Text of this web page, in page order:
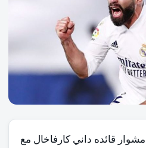
مشوار قائده داني كارفاخال مع